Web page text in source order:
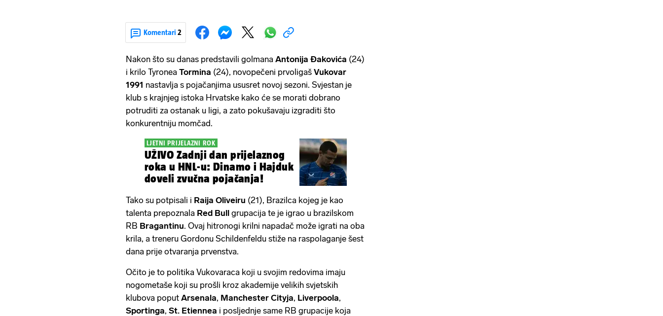
Komentari 2
Nakon što su danas predstavili golmana Antonija Đakovića (24)
i krilo Tyronea Tormina (24), novopečeni prvoligaš Vukovar
1991 nastavlja s pojačanjima ususret novoj sezoni. Svjestan je
klub s krajnjeg istoka Hrvatske kako će se morati dobrano
potruditi za ostanak u ligi, a zato pokušavaju izgraditi što
konkurentniju momčad.
LJETNI PRIJELAZNI ROK
UŽIVO Zadnji dan prijelaznog
roka u HNL-u: Dinamo i Hajduk
doveli zvučna pojačanja!
Tako su potpisali i Raija Oliveiru (21), Brazilca kojeg je kao
talenta prepoznala Red Bull grupacija te je igrao u brazilskom
RB Bragantinu. Ovaj hitronogi krilni napadač može igrati na oba
krila, a treneru Gordonu Schildenfeldu stiže na raspolaganje šest
dana prije otvaranja prvenstva.
Očito je to politika Vukovaraca koji u svojim redovima imaju
nogometaše koji su prošli kroz akademije velikih svjetskih
klubova poput Arsenala, Manchester Cityja, Liverpoola,
Sportinga, St. Etiennea i posljednje same RB grupacije koja